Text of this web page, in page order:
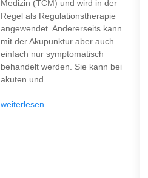
Medizin (TCM) und wird in der
Regel als Regulationstherapie
angewendet. Andererseits kann
mit der Akupunktur aber auch
einfach nur symptomatisch
behandelt werden. Sie kann bei
akuten und ...
weiterlesen